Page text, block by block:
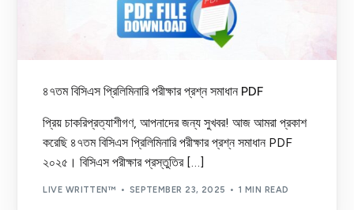
৪৭তম বিসিএস প্রিলিমিনারি পরীক্ষার প্রশ্ন সমাধান PDF
প্রিয় চাকরিপ্রত্যাশীগণ, আপনাদের জন্য সুখবর! আজ আমরা প্রকাশ
করেছি ৪৭তম বিসিএস প্রিলিমিনারি পরীক্ষার প্রশ্ন সমাধান PDF
২০২৫। বিসিএস পরীক্ষার প্রস্তুতির […]
LIVE WRITTEN™ SEPTEMBER 23, 2025 1 MIN READ